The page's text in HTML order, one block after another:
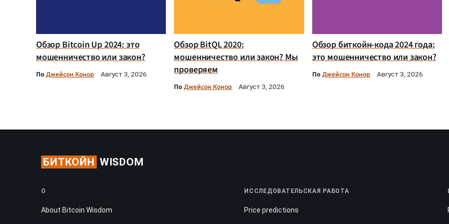
Обзор Bitcoin Up 2024: это
мошенничество или закон?
По Джейсон Конор Август 3, 2026
Обзор BitQL 2020:
мошенничество или закон? Мы
проверяем
ПоДжейсон Конор Август 3, 2026
Обзор биткойн-кода 2024 года:
это мошенничество или закон?
По Джейсон Конор Август 3, 2026
БИТКОЙН WISDOM
О
About Bitcoin Wisdom
ИССЛЕДОВАТЕЛЬСКАЯ РАБОТА
Price predictions